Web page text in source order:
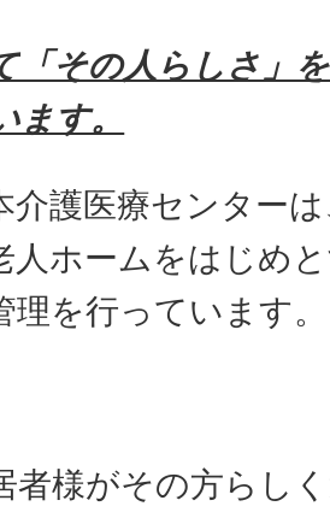
「その人らしさ」
ます。
介護医療センター
人ホームをはじめ
理を行っています。
者様がその方らし